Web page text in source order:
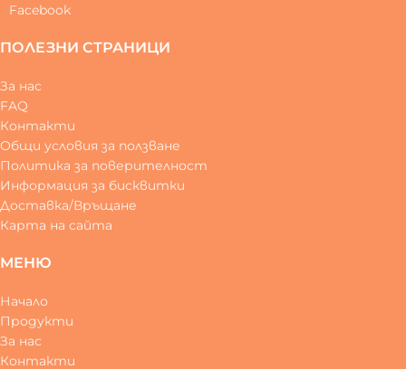
Facebook
ПОЛЕЗНИ СТРАНИЦИ
За нас
FAQ
Контакти
Общи условия за ползване
Политика за поверителност
Информация за бисквитки
Доставка/Връщане
Карта на сайта
МЕНЮ
Начало
Продукти
За нас
Контакти